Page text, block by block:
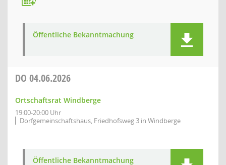
Öffentliche Bekanntmachung
DO 04.06.2026
Ortschaftsrat Windberge
19:00-20:00 Uhr
Dorfgemeinschaftshaus, Friedhofsweg 3 in Windberge
Öffentliche Bekanntmachung